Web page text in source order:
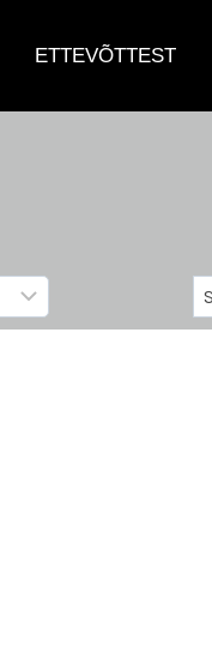
ETTEVÕTTEST